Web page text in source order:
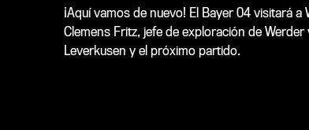
¡Aquí vamos de nuevo! El Bayer 04 visitará
Clemens Fritz, jefe de exploración de
Leverkusen y el próximo partido.